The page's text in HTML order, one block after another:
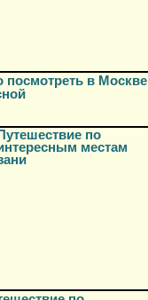
посмотреть в Москве